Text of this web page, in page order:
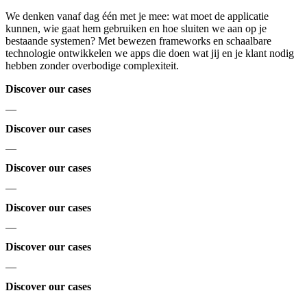
We denken vanaf dag één met je mee: wat moet de applicatie
kunnen, wie gaat hem gebruiken en hoe sluiten we aan op je
bestaande systemen? Met bewezen frameworks en schaalbare
technologie ontwikkelen we apps die doen wat jij en je klant nodig
hebben zonder overbodige complexiteit.
Discover our cases
—
Discover our cases
—
Discover our cases
—
Discover our cases
—
Discover our cases
—
Discover our cases